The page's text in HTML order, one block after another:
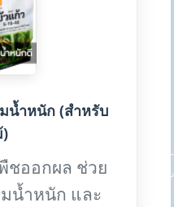
มน้ำหนัก (สำหรับ
ชออกผล ช่วย
น้ำหนัก และ